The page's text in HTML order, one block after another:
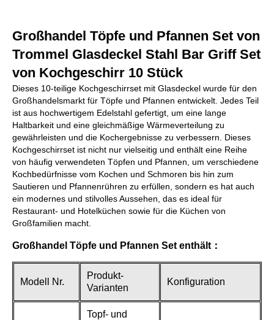
Großhandel Töpfe und Pfannen Set von
Trommel Glasdeckel Stahl Bar Griff Set
von Kochgeschirr 10 Stück
Dieses 10-teilige Kochgeschirrset mit Glasdeckel wurde für den
Großhandelsmarkt für Töpfe und Pfannen entwickelt. Jedes Teil
ist aus hochwertigem Edelstahl gefertigt, um eine lange
Haltbarkeit und eine gleichmäßige Wärmeverteilung zu
gewährleisten und die Kochergebnisse zu verbessern. Dieses
Kochgeschirrset ist nicht nur vielseitig und enthält eine Reihe
von häufig verwendeten Töpfen und Pfannen, um verschiedene
Kochbedürfnisse vom Kochen und Schmoren bis hin zum
Sautieren und Pfannenrühren zu erfüllen, sondern es hat auch
ein modernes und stilvolles Aussehen, das es ideal für
Restaurant- und Hotelküchen sowie für die Küchen von
Großfamilien macht.
Großhandel Töpfe und Pfannen Set enthält：
Modell Nr.
Produkt-
Varianten
Konfiguration
Topf- und